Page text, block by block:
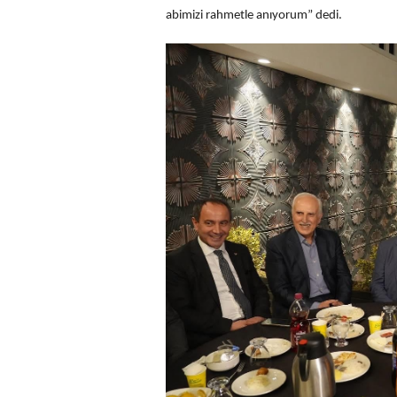
abimizi rahmetle anıyorum” dedi.